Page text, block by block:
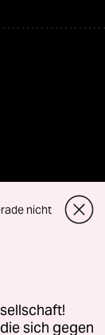
Genehmigungen
nicht
sich gegen